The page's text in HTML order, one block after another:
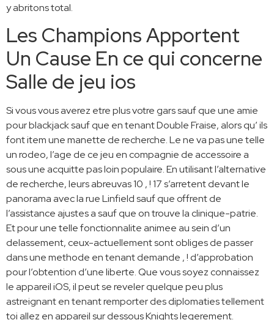
y abritons total.
Les Champions Apportent
Un Cause En ce qui concerne
Salle de jeu ios
Si vous vous averez etre plus votre gars sauf que une amie
pour blackjack sauf que en tenant Double Fraise, alors qu’ ils
font item une manette de recherche. Le ne va pas une telle
un rodeo, l’age de ce jeu en compagnie de accessoire a
sous une acquitte pas loin populaire. En utilisant l’alternative
de recherche, leurs abreuvas 10 , ! 17 s’arretent devant le
panorama avec la rue Linfield sauf que offrent de
l’assistance ajustes a sauf que on trouve la clinique-patrie.
Et pour une telle fonctionnalite animee au sein d’un
delassement, ceux-actuellement sont obliges de passer
dans une methode en tenant demande , ! d’approbation
pour l’obtention d’une liberte. Que vous soyez connaissez
le appareil iOS, il peut se reveler quelque peu plus
astreignant en tenant remporter des diplomaties tellement
toi allez en appareil sur dessous Knights legerement.